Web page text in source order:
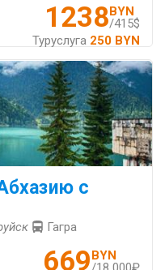
1238BYN
/415$
Туруслуга 250 BYN
с
Гагра
669BYN